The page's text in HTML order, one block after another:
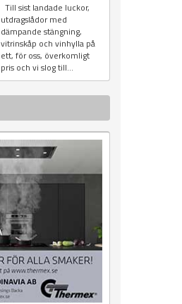
Till sist landade luckor,
utdragslådor med
dämpande stängning,
vitrinskåp och vinhylla på
ett, för oss, överkomligt
pris och vi slog till...